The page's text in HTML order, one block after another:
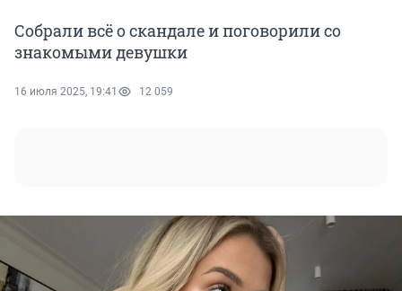
Собрали всё о скандале и поговорили со
знакомыми девушки
16 июля 2025, 19:41 12 059